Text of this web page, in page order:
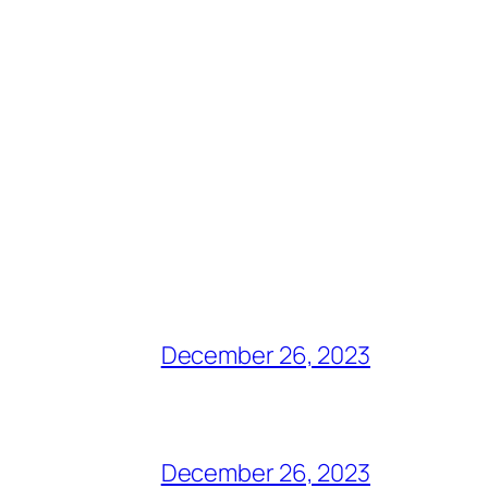
December 26, 2023
December 26, 2023